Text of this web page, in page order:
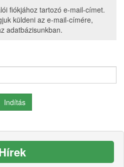
fiókjához tartozó e-mail-címet.
küldeni az e-mail-címére,
adatbázisunkban.
Indítás